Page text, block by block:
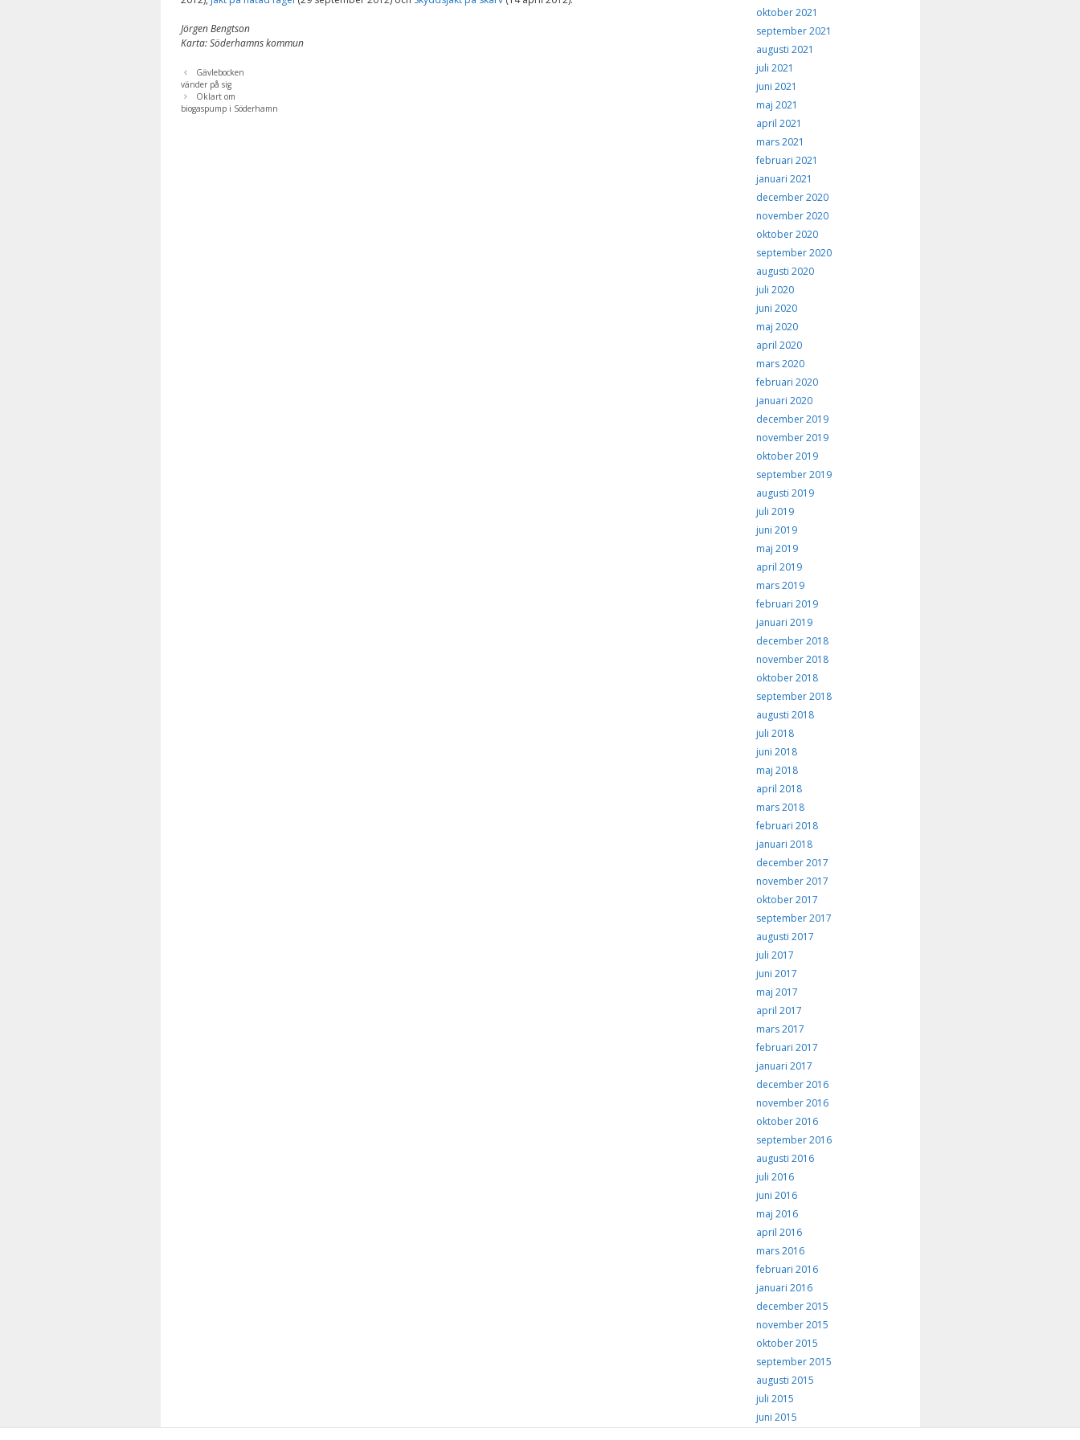
Jörgen Bengtson
Karta: Söderhamns kommun
Gävlebocken
vänder på sig
Oklart om
biogaspump i Söderhamn
oktober 2021
september 2021
augusti 2021
juli 2021
juni 2021
maj 2021
april 2021
mars 2021
februari 2021
januari 2021
december 2020
november 2020
oktober 2020
september 2020
augusti 2020
juli 2020
juni 2020
maj 2020
april 2020
mars 2020
februari 2020
januari 2020
december 2019
november 2019
oktober 2019
september 2019
augusti 2019
juli 2019
juni 2019
maj 2019
april 2019
mars 2019
februari 2019
januari 2019
december 2018
november 2018
oktober 2018
september 2018
augusti 2018
juli 2018
juni 2018
maj 2018
april 2018
mars 2018
februari 2018
januari 2018
december 2017
november 2017
oktober 2017
september 2017
augusti 2017
juli 2017
juni 2017
maj 2017
april 2017
mars 2017
februari 2017
januari 2017
december 2016
november 2016
oktober 2016
september 2016
augusti 2016
juli 2016
juni 2016
maj 2016
april 2016
mars 2016
februari 2016
januari 2016
december 2015
november 2015
oktober 2015
september 2015
augusti 2015
juli 2015
juni 2015